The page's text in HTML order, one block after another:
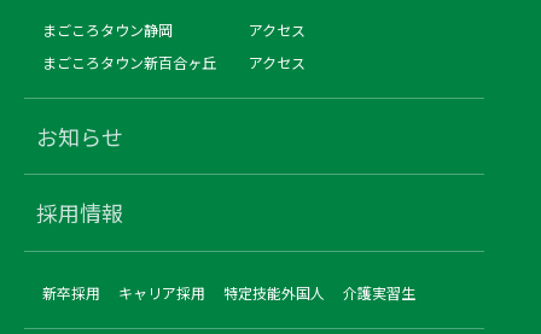
まごころタウン静岡
アクセス
まごころタウン新百合ヶ丘
アクセス
お知らせ
採用情報
新卒採用 キャリア採用 特定技能外国人 介護実習生